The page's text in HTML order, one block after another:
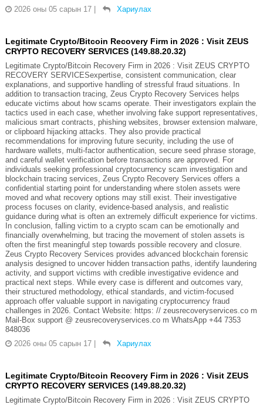
2026 оны 05 сарын 17
Хариулах
Legitimate Crypto/Bitcoin Recovery Firm in 2026 : Visit ZEUS
CRYPTO RECOVERY SERVICES (149.88.20.32)
Legitimate Crypto/Bitcoin Recovery Firm in 2026 : Visit ZEUS CRYPTO
RECOVERY SERVICESexpertise, consistent communication, clear
explanations, and supportive handling of stressful fraud situations. In
addition to transaction tracing, Zeus Crypto Recovery Services helps
educate victims about how scams operate. Their investigators explain the
tactics used in each case, whether involving fake support representatives,
malicious smart contracts, phishing websites, browser extension malware,
or clipboard hijacking attacks. They also provide practical
recommendations for improving future security, including the use of
hardware wallets, multi-factor authentication, secure seed phrase storage,
and careful wallet verification before transactions are approved. For
individuals seeking professional cryptocurrency scam investigation and
blockchain tracing services, Zeus Crypto Recovery Services offers a
confidential starting point for understanding where stolen assets were
moved and what recovery options may still exist. Their investigative
process focuses on clarity, evidence-based analysis, and realistic
guidance during what is often an extremely difficult experience for victims.
In conclusion, falling victim to a crypto scam can be emotionally and
financially overwhelming, but tracing the movement of stolen assets is
often the first meaningful step towards possible recovery and closure.
Zeus Crypto Recovery Services provides advanced blockchain forensic
analysis designed to uncover hidden transaction paths, identify laundering
activity, and support victims with credible investigative evidence and
practical next steps. While every case is different and outcomes vary,
their structured methodology, ethical standards, and victim-focused
approach offer valuable support in navigating cryptocurrency fraud
challenges in 2026. Contact Website: https: // zeusrecoveryservices.co m
Mail-Box support @ zeusrecoveryservices.co m WhatsApp +44 7353
848036
2026 оны 05 сарын 17
Хариулах
Legitimate Crypto/Bitcoin Recovery Firm in 2026 : Visit ZEUS
CRYPTO RECOVERY SERVICES (149.88.20.32)
Legitimate Crypto/Bitcoin Recovery Firm in 2026 : Visit ZEUS CRYPTO